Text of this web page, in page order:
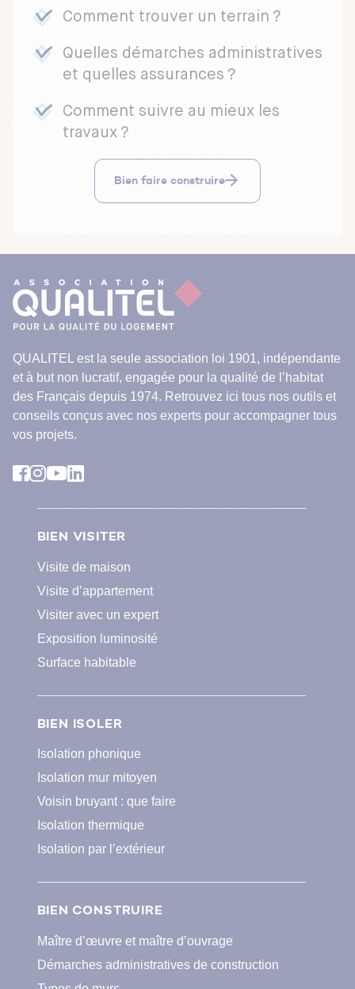
Comment trouver un terrain ?
Quelles démarches administratives
et quelles assurances ?
Comment suivre au mieux les
travaux ?
Bien faire construire
QUALITEL est la seule association loi 1901, indépendante
et à but non lucratif, engagée pour la qualité de l’habitat
des Français depuis 1974. Retrouvez ici tous nos outils et
conseils conçus avec nos experts pour accompagner tous
vos projets.
BIEN VISITER
Visite de maison
Visite d’appartement
Visiter avec un expert
Exposition luminosité
Surface habitable
BIEN ISOLER
Isolation phonique
Isolation mur mitoyen
Voisin bruyant : que faire
Isolation thermique
Isolation par l’extérieur
BIEN CONSTRUIRE
Maître d’œuvre et maître d’ouvrage
Démarches administratives de construction